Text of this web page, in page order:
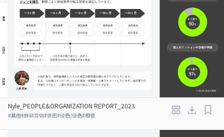
Nyle_PEOPLE&ORGANIZATION REPORT_2023
#其他材料#营销#饼图#绿色/绿色#相信